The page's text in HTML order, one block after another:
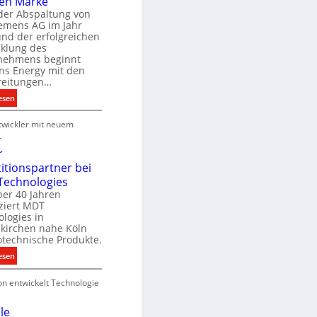
ek
Abspaltung von
AG im Jahr
der erfolgreichen
des
beginnt
Energy mit den
:
S
i
e
n
s
E
n
e
r
g
y
w
mit neuem
bei
40 Jahren
MDT
in
nahe Köln
Produkte.
:
N
e
entwickelt Technologie